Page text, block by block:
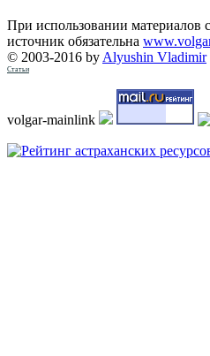
При использовании материалов
источник обязательна
© 2003-2016 by Alyushin Vladimir
Статьи
volgar-mainlink